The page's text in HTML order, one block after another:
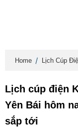
Home Lịch Cúp
Lịch cúp điện
Yên Bái hôm
sắp tới